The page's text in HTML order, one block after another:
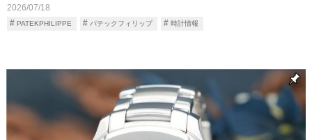
2026/07/18
PATEKPHILIPPE パテックフィリップ 時計情報